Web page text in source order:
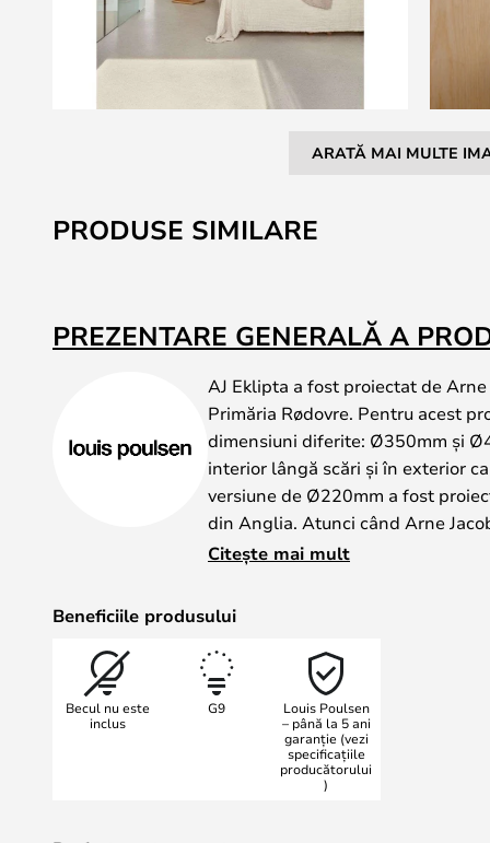
ARATĂ MAI MULTE
to
the
the
images
PRODUSE SIMILARE
PREZENTARE GENERALĂ A
AJ Eklipta a fost proiectat de
Primăria Rødovre. Pentru acest
dimensiuni diferite: Ø350mm și
interior lângă scări și în exterior
versiune de Ø220mm a fost
din Anglia. Atunci când Arne
iluminat pentru scări, a preferat
serie de contexte arhitecturale.
Lampa de perete/plafon AJ
Sticla este construită astfel încât
uniform. Abajurul suflat manual în
o margine transparentă, care
dispozitivului de fixare pe lampa
AJ Eklipta Ø220 este livrată
Citește mai mult
Beneficiile produsului
Becul nu este
inclus
G9
Louis Poulsen
– până la 5 ani
garanție (vezi
specificațiile
producătorului
)